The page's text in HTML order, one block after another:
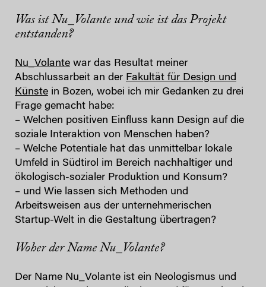
Was ist Nu_Volante und wie ist das Projekt
entstanden?
Nu_Volante war das Resultat meiner
Abschlussarbeit an der Fakultät für Design und
Künste in Bozen, wobei ich mir Gedanken zu drei
Frage gemacht habe:
– Welchen positiven Einfluss kann Design auf die
soziale Interaktion von Menschen haben?
– Welche Potentiale hat das unmittelbar lokale
Umfeld in Südtirol im Bereich nachhaltiger und
ökologisch-sozialer Produktion und Konsum?
– und Wie lassen sich Methoden und
Arbeitsweisen aus der unternehmerischen
Startup-Welt in die Gestaltung übertragen?
Woher der Name Nu_Volante?
Der Name Nu_Volante ist ein Neologismus und